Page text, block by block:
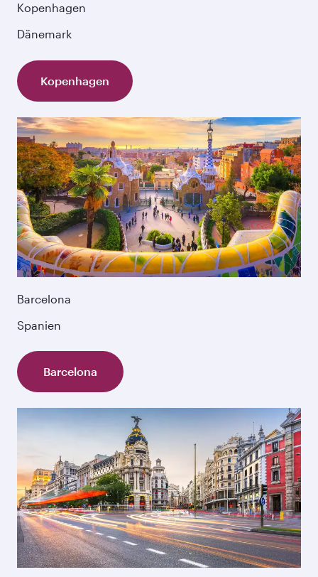
Kopenhagen
Dänemark
Kopenhagen
Barcelona
Spanien
Barcelona